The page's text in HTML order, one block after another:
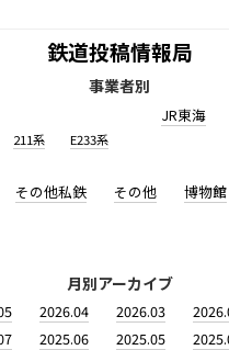
鉄道投稿情報局
事業者別
211系 E233系
JR東海
その他私鉄 その他 博物館
月別アーカイブ
2026.04 2026.03
2025.06 2025.05